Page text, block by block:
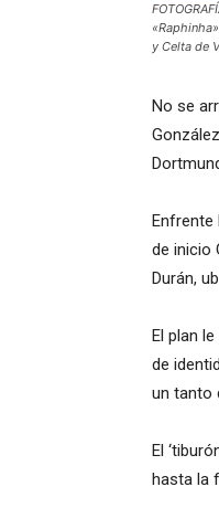
y Celta de
No se
Enfrente
de inicio
Durán,
El plan
de
un tanto
El
hasta la